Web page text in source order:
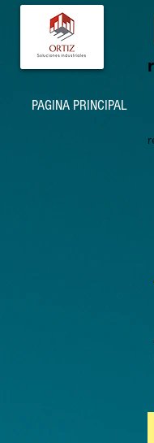
PAGINA PRINCIPAL